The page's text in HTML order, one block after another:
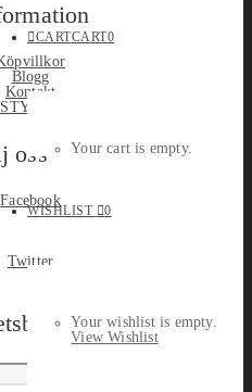
CARTCART0
Your cart is empty.
WISHLIST 0
Your wishlist is empty.
View Wishlist
Blogg
Kontakt
oss
Facebook
Twitter